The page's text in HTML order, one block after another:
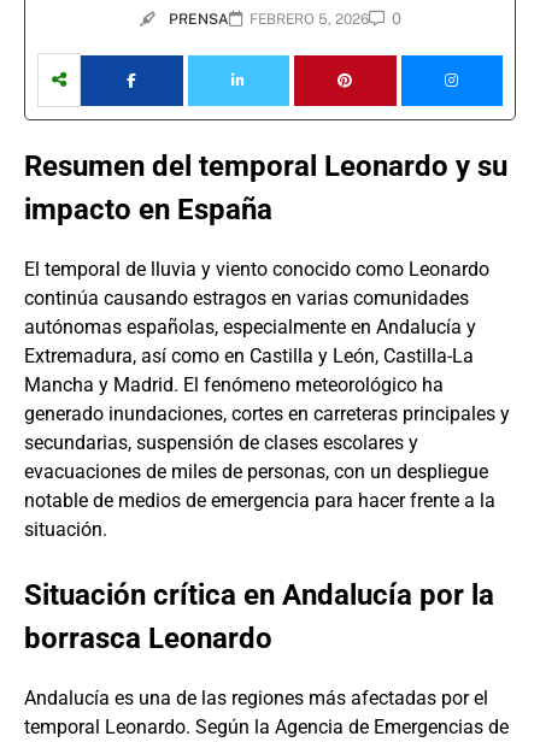
PRENSA FEBRERO 5, 2026 0
Resumen del temporal Leonardo y su
impacto en España
El temporal de lluvia y viento conocido como Leonardo
continúa causando estragos en varias comunidades
autónomas españolas, especialmente en Andalucía y
Extremadura, así como en Castilla y León, Castilla-La
Mancha y Madrid. El fenómeno meteorológico ha
generado inundaciones, cortes en carreteras principales y
secundarias, suspensión de clases escolares y
evacuaciones de miles de personas, con un despliegue
notable de medios de emergencia para hacer frente a la
situación.
Situación crítica en Andalucía por la
borrasca Leonardo
Andalucía es una de las regiones más afectadas por el
temporal Leonardo. Según la Agencia de Emergencias de